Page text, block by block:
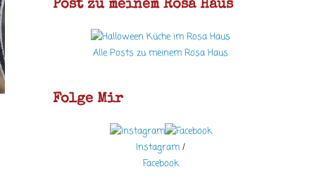
Post zu meinem Rosa Haus
Alle Posts zu meinem Rosa Haus
Folge Mir
Instagram /
Facebook